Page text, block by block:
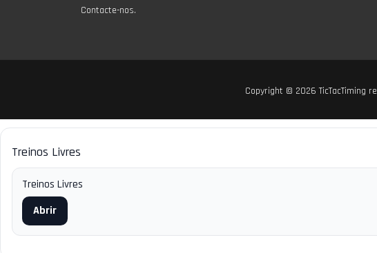
Contacte-nos.
Copyright © 2026TicTacTiming
Treinos Livres
Treinos Livres
Abrir